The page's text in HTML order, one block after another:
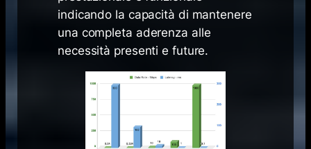
indicando la capacità di mantenere
una completa aderenza alle
necessità presenti e future.